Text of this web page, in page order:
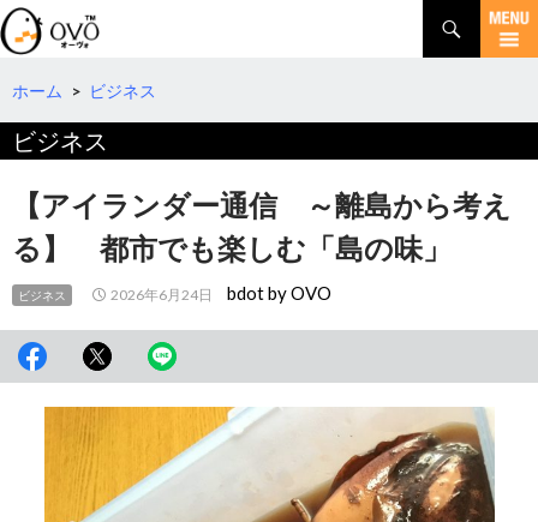
検
索
コ
テ
へ
ホーム > ビジネス
ビジネス
【アイランダー通信 ～離島から考え
る】 都市でも楽しむ「島の味」
ビジネス 2026年6月24日 bdot by OVO